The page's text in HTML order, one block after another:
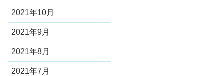
2021年10月
2021年9月
2021年8月
2021年7月